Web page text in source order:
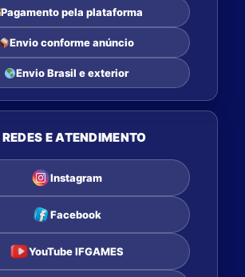
Pagamento pela plataforma
Envio conforme anúncio
Envio Brasil e exterior
REDES E ATENDIMENTO
Instagram
Facebook
YouTube IFGAMES